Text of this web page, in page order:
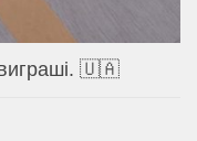
🇺🇦